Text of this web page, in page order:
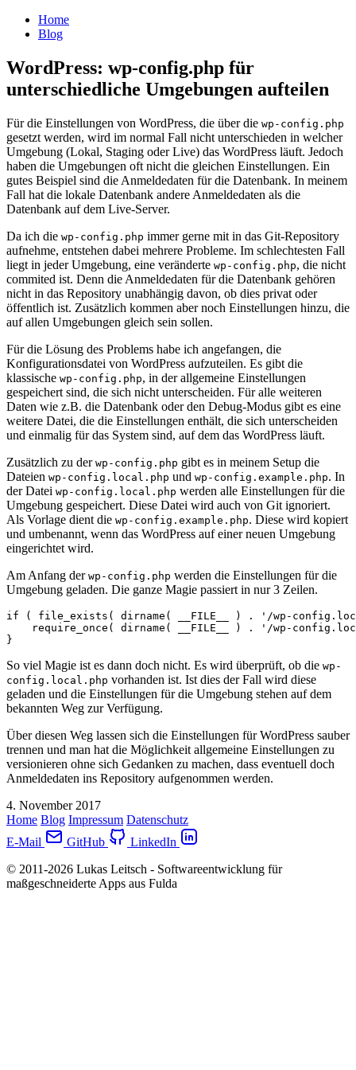
Home
Blog
WordPress: wp-config.php für
unterschiedliche Umgebungen aufteilen
Für die Einstellungen von WordPress, die über die wp-config.php
gesetzt werden, wird im normal Fall nicht unterschieden in welcher
Umgebung (Lokal, Staging oder Live) das WordPress läuft. Jedoch
haben die Umgebungen oft nicht die gleichen Einstellungen. Ein
gutes Beispiel sind die Anmeldedaten für die Datenbank. In meinem
Fall hat die lokale Datenbank andere Anmeldedaten als die
Datenbank auf dem Live-Server.
Da ich die wp-config.php immer gerne mit in das Git-Repository
aufnehme, entstehen dabei mehrere Probleme. Im schlechtesten Fall
liegt in jeder Umgebung, eine veränderte wp-config.php, die nicht
commited ist. Denn die Anmeldedaten für die Datenbank gehören
nicht in das Repository unabhängig davon, ob dies privat oder
öffentlich ist. Zusätzlich kommen aber noch Einstellungen hinzu, die
auf allen Umgebungen gleich sein sollen.
Für die Lösung des Problems habe ich angefangen, die
Konfigurationsdatei von WordPress aufzuteilen. Es gibt die
klassische wp-config.php, in der allgemeine Einstellungen
gespeichert sind, die sich nicht unterscheiden. Für alle weiteren
Daten wie z.B. die Datenbank oder den Debug-Modus gibt es eine
weitere Datei, die die Einstellungen enthält, die sich unterscheiden
und einmalig für das System sind, auf dem das WordPress läuft.
Zusätzlich zu der wp-config.php gibt es in meinem Setup die
Dateien wp-config.local.php und wp-config.example.php. In
der Datei wp-config.local.php werden alle Einstellungen für die
Umgebung gespeichert. Diese Datei wird auch von Git ignoriert.
Als Vorlage dient die wp-config.example.php. Diese wird kopiert
und umbenannt, wenn das WordPress auf einer neuen Umgebung
eingerichtet wird.
Am Anfang der wp-config.php werden die Einstellungen für die
Umgebung geladen. Die ganze Magie passiert in nur 3 Zeilen.
if ( file_exists( dirname( __FILE__ ) . '/wp-
require_once( dirname( __FILE__ ) . '/wp-
}
So viel Magie ist es dann doch nicht. Es wird überprüft, ob die wp-
config.local.php vorhanden ist. Ist dies der Fall wird diese
geladen und die Einstellungen für die Umgebung stehen auf dem
bekannten Weg zur Verfügung.
Über diesen Weg lassen sich die Einstellungen für WordPress sauber
trennen und man hat die Möglichkeit allgemeine Einstellungen zu
versionieren ohne sich Gedanken zu machen, dass eventuell doch
Anmeldedaten ins Repository aufgenommen werden.
4. November 2017
Home Blog Impressum Datenschutz
E-Mail
GitHub
LinkedIn
© 2011-2026 Lukas Leitsch - Softwareentwicklung für
maßgeschneiderte Apps aus Fulda